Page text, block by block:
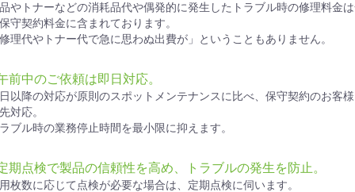
やトナーなどの消耗品代や偶発的に発生したトラブル時の修理料金
守契約料金に含まれております。
理代やトナー代で急に思わぬ出費が」ということもありません。
前中のご依頼は即日対応。
以降の対応が原則のスポットメンテナンスに比べ、保守契約のお客
対応。
ブル時の業務停止時間を最小限に抑えます。
期点検で製品の信頼性を高め、トラブルの発生を防止。
枚数に応じて点検が必要な場合は、定期点検に伺います。